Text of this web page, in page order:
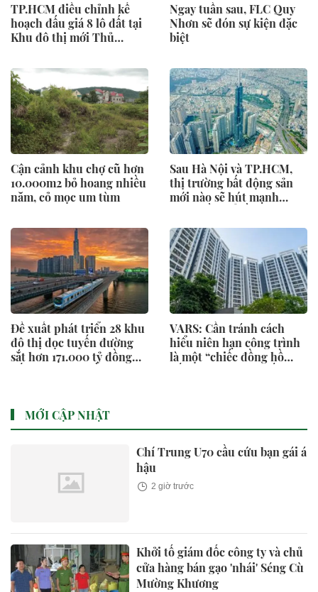
TP.HCM điều chỉnh kế
hoạch đấu giá 8 lô đất tại
Khu đô thị mới Thủ
Ngay tuần sau, FLC Quy
Nhơn sẽ đón sự kiện đặc
biệt
Cận cảnh khu chợ cũ hơn
10.000m2 bỏ hoang nhiều
năm, cỏ mọc um tùm
Sau Hà Nội và TP.HCM,
thị trường bất động sản
mới nào sẽ hút mạnh
Đề xuất phát triển 28 khu
đô thị dọc tuyến đường
sắt hơn 171.000 tỷ đồng
VARS: Cần tránh cách
hiểu niên hạn công trình
là một “chiếc đồng hồ
MỚI CẬP NHẬT
Chí Trung U70 cầu cứu bạn gái á
hậu
2 giờ trước
Khởi tố giám đốc công ty và chủ
cửa hàng bán gạo 'nhái' Séng Cù
Mường Khương